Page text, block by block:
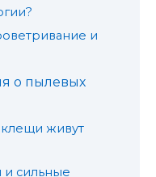
и
о пылевых
живут
сильные